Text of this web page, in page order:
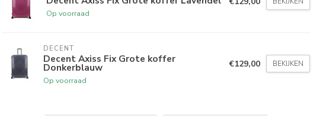
Op voorraad
DECENT
Decent Axiss Fix Grote koffer
Donkerblauw
Op voorraad
€129,00 BEKIJKEN